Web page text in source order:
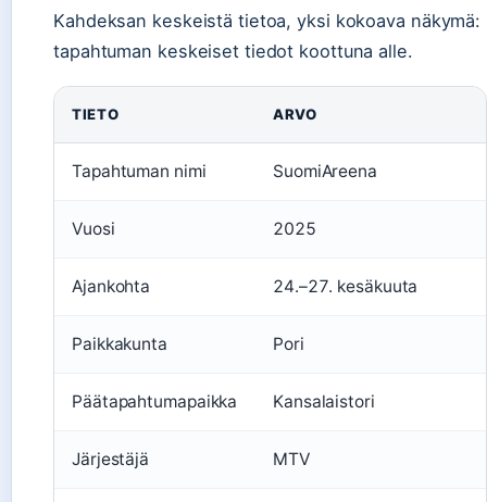
Kahdeksan keskeistä tietoa, yksi kokoava näkymä:
tapahtuman keskeiset tiedot koottuna alle.
TIETO ARVO
Tapahtuman nimi SuomiAreena
Vuosi 2025
Ajankohta 24.–27. kesäkuuta
Paikkakunta Pori
Päätapahtumapaikka Kansalaistori
Järjestäjä MTV